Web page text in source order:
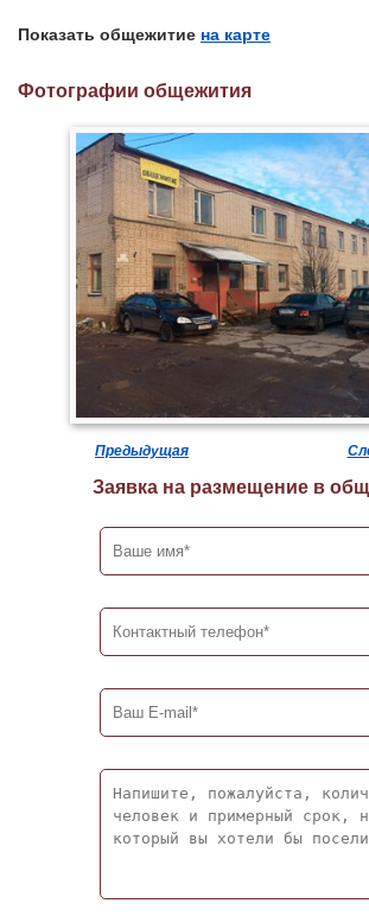
Показать общежитие на карте
Фотографии общежития
Предыдущая
Заявка на размещение в